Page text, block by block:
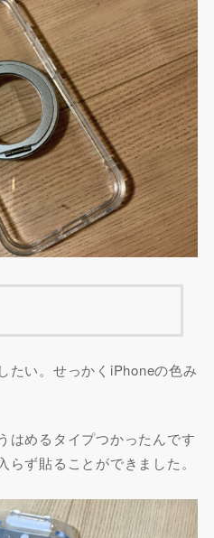
たい。せっかくiPhoneの色み
はめるタイプつかったんです
ず貼ることができました。